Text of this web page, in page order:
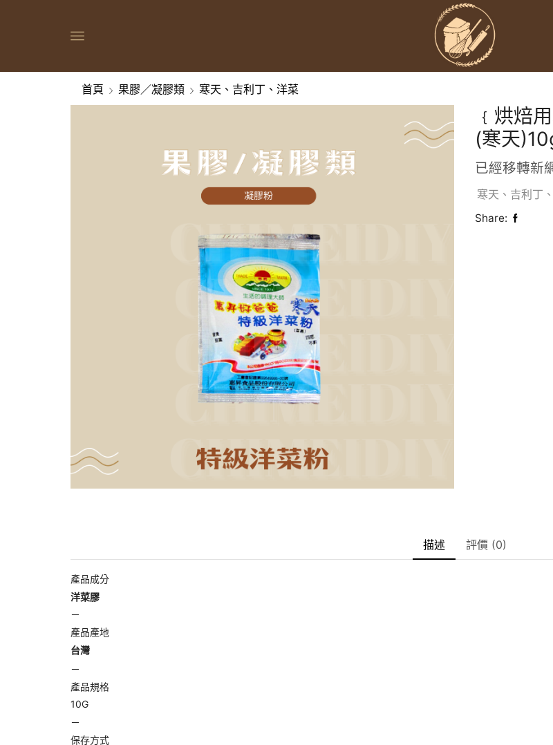
首頁 果膠／凝膠類 寒天、吉利丁、洋菜
﹛烘焙
(寒天
已經移轉新
寒天、吉利丁
Share:
描述 評價 (0)
產品成分
洋菜膠
－
產品產地
台灣
－
產品規格
10G
－
保存方式